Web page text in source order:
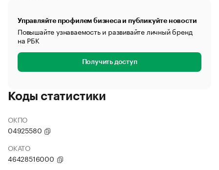
Управляйте профилем бизнеса и публикуйте новости
Повышайте узнаваемость и развивайте личный бренд
на РБК
Получить доступ
Коды статистики
ОКПО
04925580
ОКАТО
46428516000